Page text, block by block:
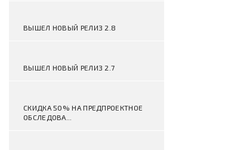
ВЫШЕЛ НОВЫЙ РЕЛИЗ 2.8
ВЫШЕЛ НОВЫЙ РЕЛИЗ 2.7
СКИДКА 50% НА ПРЕДПРОЕКТНОЕ
ОБСЛЕДОВА...